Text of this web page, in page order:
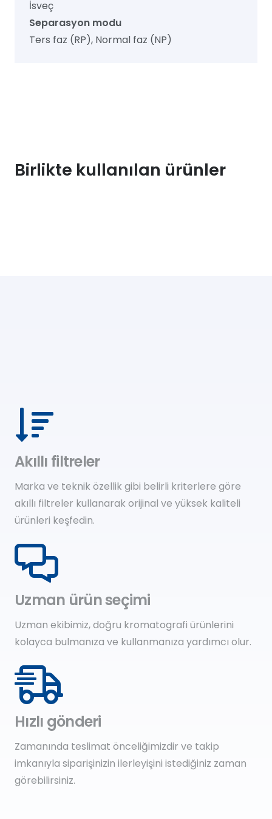
İsveç
Separasyon modu
Ters faz (RP), Normal faz (NP)
Birlikte kullanılan ürünler
Akıllı filtreler
Marka ve teknik özellik gibi belirli kriterlere göre
akıllı filtreler kullanarak orijinal ve yüksek kaliteli
ürünleri keşfedin.
Uzman ürün seçimi
Uzman ekibimiz, doğru kromatografi ürünlerini
kolayca bulmanıza ve kullanmanıza yardımcı olur.
Hızlı gönderi
Zamanında teslimat önceliğimizdir ve takip
imkanıyla siparişinizin ilerleyişini istediğiniz zaman
görebilirsiniz.